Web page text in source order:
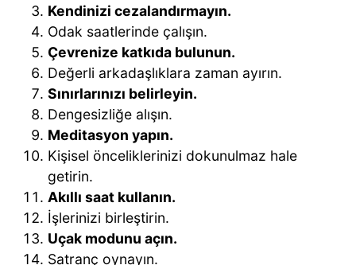
Kendinizi cezalandırmayın.
Odak saatlerinde çalışın.
Çevrenize katkıda bulunun.
Değerli arkadaşlıklara zaman ayırın.
Sınırlarınızı belirleyin.
Dengesizliğe alışın.
Meditasyon yapın.
Kişisel önceliklerinizi dokunulmaz hale
getirin.
Akıllı saat kullanın.
İşlerinizi birleştirin.
Uçak modunu açın.
Satranç oynayın.